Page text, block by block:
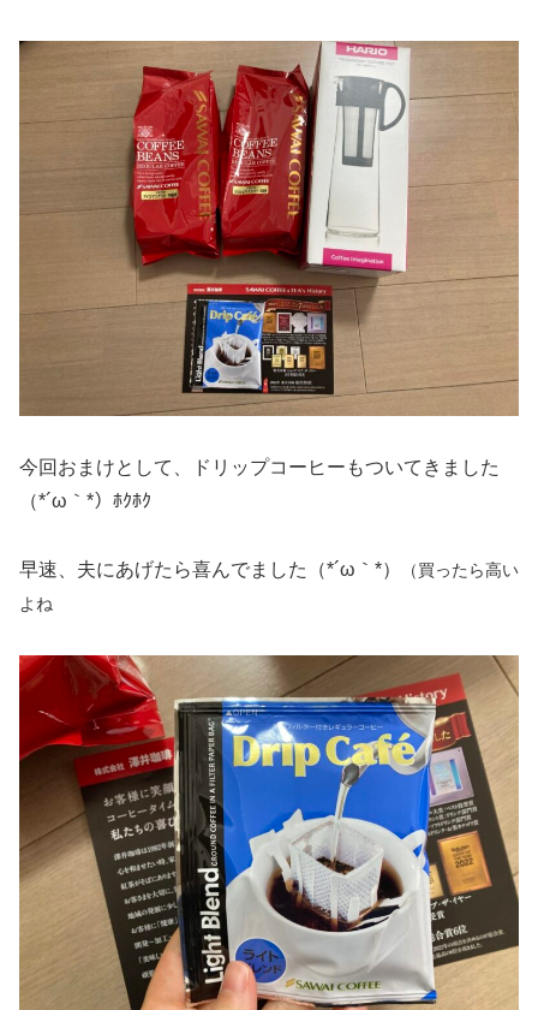
今回おまけとして、ドリップコーヒーもついてきました
（*´ω｀*）ﾎｸﾎｸ
早速、夫にあげたら喜んでました（*´ω｀*）
（買ったら高い
よね